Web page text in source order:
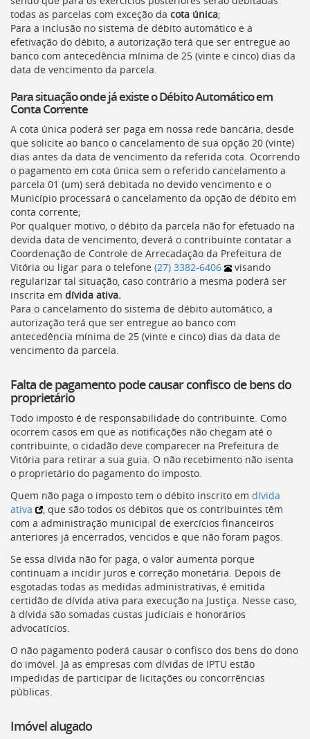
todas as parcelas com exceção da cota única;
Para a inclusão no sistema de débito automático e a
efetivação do débito, a autorização terá que ser entregue ao
banco com antecedência mínima de 25 (vinte e cinco) dias da
data de vencimento da parcela.
Para situação onde já existe o Débito Automático em
Conta Corrente
A cota única poderá ser paga em nossa rede bancária, desde
que solicite ao banco o cancelamento de sua opção 20 (vinte)
dias antes da data de vencimento da referida cota. Ocorrendo
o pagamento em cota única sem o referido cancelamento a
parcela 01 (um) será debitada no devido vencimento e o
Município processará o cancelamento da opção de débito em
conta corrente;
Por qualquer motivo, o débito da parcela não for efetuado na
devida data de vencimento, deverá o contribuinte contatar a
Coordenação de Controle de Arrecadação da Prefeitura de
Vitória ou ligar para o telefone (27) 3382-6406
visando
regularizar tal situação, caso contrário a mesma poderá ser
inscrita em dívida ativa.
Para o cancelamento do sistema de débito automático, a
autorização terá que ser entregue ao banco com
antecedência mínima de 25 (vinte e cinco) dias da data de
vencimento da parcela.
Falta de pagamento pode causar confisco de bens do
proprietário
Todo imposto é de responsabilidade do contribuinte. Como
ocorrem casos em que as notificações não chegam até o
contribuinte, o cidadão deve comparecer na Prefeitura de
Vitória para retirar a sua guia. O não recebimento não isenta
o proprietário do pagamento do imposto.
Quem não paga o imposto tem o débito inscrito em dívida
ativa
, que são todos os débitos que os contribuintes têm
com a administração municipal de exercícios financeiros
anteriores já encerrados, vencidos e que não foram pagos.
Se essa dívida não for paga, o valor aumenta porque
continuam a incidir juros e correção monetária. Depois de
esgotadas todas as medidas administrativas, é emitida
certidão de dívida ativa para execução na Justiça. Nesse caso,
à dívida são somadas custas judiciais e honorários
advocatícios.
O não pagamento poderá causar o confisco dos bens do dono
do imóvel. Já as empresas com dívidas de IPTU estão
impedidas de participar de licitações ou concorrências
públicas.
Imóvel alugado